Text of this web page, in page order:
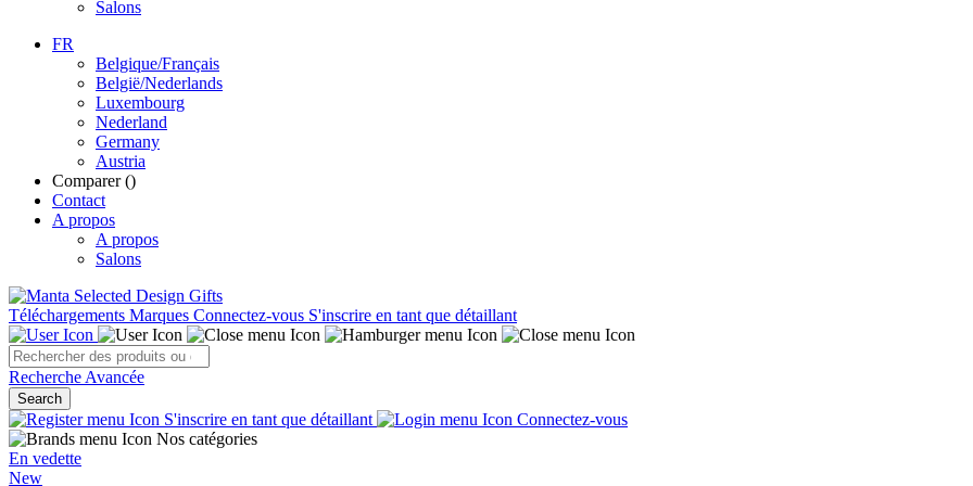
Salons
FR
Belgique/Français
België/Nederlands
Luxembourg
Nederland
Germany
Austria
Comparer ()
Contact
A propos
A propos
Salons
Téléchargements Marques Connectez-vous S'inscrire en tant que détaillant
Recherche Avancée
Search
S'inscrire en tant que détaillant
Connectez-vous
Nos catégories
En vedette
New